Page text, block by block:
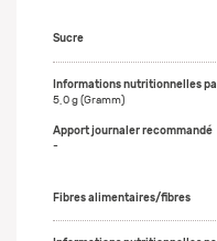
Sucre
5,0 g (Gramm)
-
Fibres alimentaires/fibres